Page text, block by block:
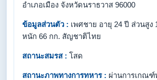
อำเภอเมือง จังหวัดนราธวาส 96000
ข้อมูลส่วนตัว : เพศชาย อายุ 24 ปี ส่วนสูง
หนัก 66 กก. สัญชาติไทย
สถานะสมรส : โสด
สถานะภาพทางการทหาร : ผ่านการเกณฑ์